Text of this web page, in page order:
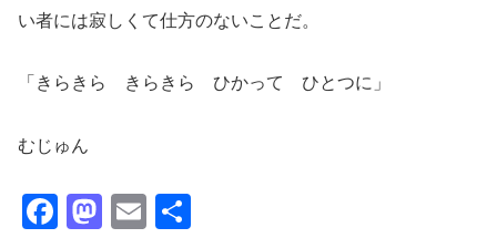
い者には寂しくて仕方のないことだ。
「きらきら きらきら ひかって ひとつに」
むじゅん
F
M
E